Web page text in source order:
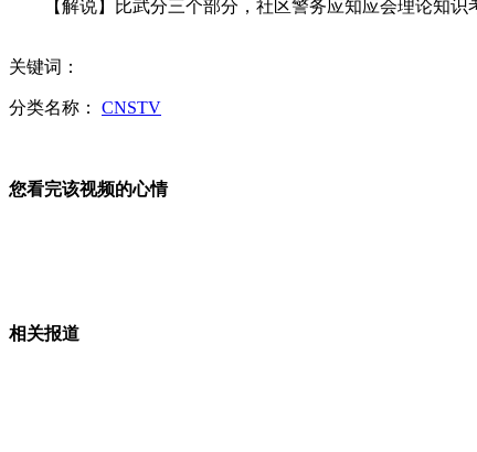
苹果解释“整机更换”保修政策
【解说】比武分三个部分，社区警务应知应会理论知识
关键词：
分类名称： CNSTV
您看完该视频的心情
相关报道